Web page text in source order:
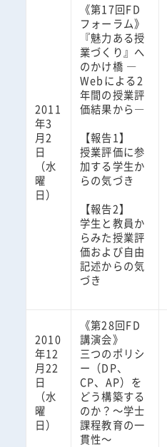
2011
年3
月2
日
（水
曜
日）
《第17回FD
フォーラム》
『魅力ある授
業づくり』へ
のかけ橋 ―
Webによる2
年間の授業評
価結果から―
【報告1】
授業評価に参
加する学生か
らの気づき
【報告2】
学生と教員か
らみた授業評
価および自由
記述からの気
づき
2010
年12
月22
日
（水
曜
日）
《第28回FD
講演会》
三つのポリシ
ー（DP、
CP、AP）を
どう構築する
のか？～学士
課程教育の一
貫性～